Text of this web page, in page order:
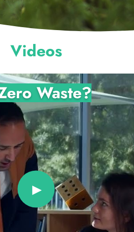
Videos
Waste?